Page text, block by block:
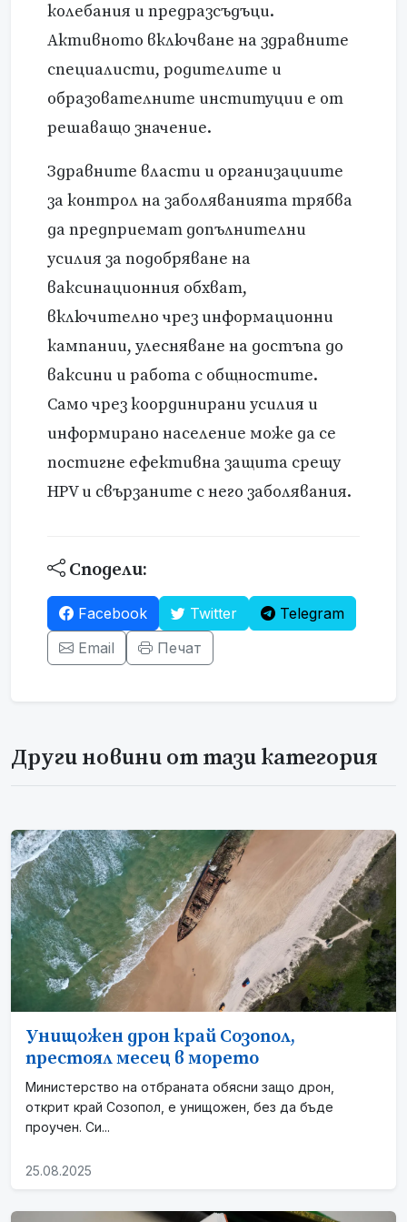
колебания и предразсъдъци.
Активното включване на здравните
специалисти, родителите и
образователните институции е от
решаващо значение.
Здравните власти и организациите
за контрол на заболяванията трябва
да предприемат допълнителни
усилия за подобряване на
ваксинационния обхват,
включително чрез информационни
кампании, улесняване на достъпа до
ваксини и работа с общностите.
Само чрез координирани усилия и
информирано население може да се
постигне ефективна защита срещу
HPV и свързаните с него заболявания.
Сподели:
Facebook Twitter
Telegram
Email
Печат
Други новини от тази категория
Унищожен дрон край Созопол,
престоял месец в морето
Министерство на отбраната обясни защо дрон,
открит край Созопол, е унищожен, без да бъде
проучен. Си...
25.08.2025